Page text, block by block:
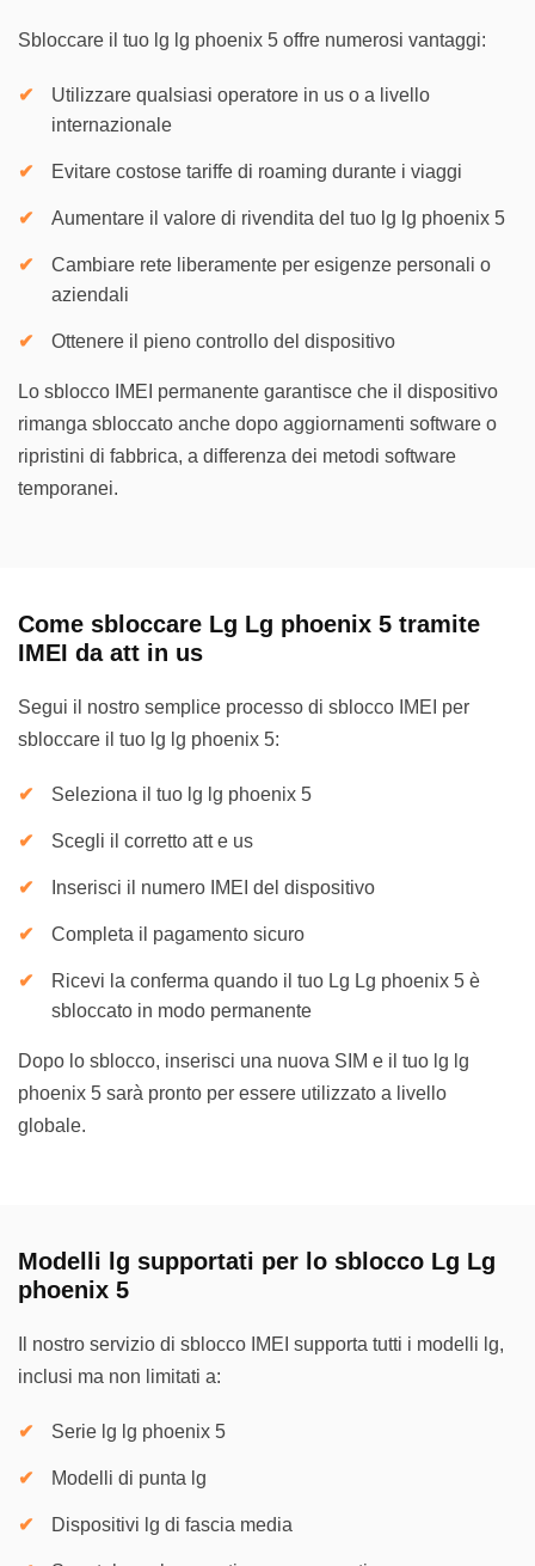
Sbloccare il tuo lg lg phoenix 5 offre numerosi vantaggi:
Utilizzare qualsiasi operatore in us o a livello
internazionale
Evitare costose tariffe di roaming durante i viaggi
Aumentare il valore di rivendita del tuo lg lg phoenix 5
Cambiare rete liberamente per esigenze personali o
aziendali
Ottenere il pieno controllo del dispositivo
Lo sblocco IMEI permanente garantisce che il dispositivo
rimanga sbloccato anche dopo aggiornamenti software o
ripristini di fabbrica, a differenza dei metodi software
temporanei.
Come sbloccare Lg Lg phoenix 5 tramite
IMEI da att in us
Segui il nostro semplice processo di sblocco IMEI per
sbloccare il tuo lg lg phoenix 5:
Seleziona il tuo lg lg phoenix 5
Scegli il corretto att e us
Inserisci il numero IMEI del dispositivo
Completa il pagamento sicuro
Ricevi la conferma quando il tuo Lg Lg phoenix 5 è
sbloccato in modo permanente
Dopo lo sblocco, inserisci una nuova SIM e il tuo lg lg
phoenix 5 sarà pronto per essere utilizzato a livello
globale.
Modelli lg supportati per lo sblocco Lg Lg
phoenix 5
Il nostro servizio di sblocco IMEI supporta tutti i modelli lg,
inclusi ma non limitati a:
Serie lg lg phoenix 5
Modelli di punta lg
Dispositivi lg di fascia media